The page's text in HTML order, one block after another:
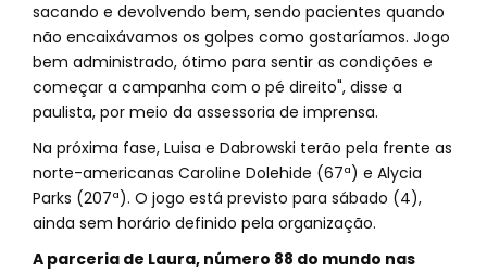
sacando e devolvendo bem, sendo pacientes quando
não encaixávamos os golpes como gostaríamos. Jogo
bem administrado, ótimo para sentir as condições e
começar a campanha com o pé direito", disse a
paulista, por meio da assessoria de imprensa.
Na próxima fase, Luisa e Dabrowski terão pela frente as
norte-americanas Caroline Dolehide (67ª) e Alycia
Parks (207ª). O jogo está previsto para sábado (4),
ainda sem horário definido pela organização.
A parceria de Laura, número 88 do mundo nas